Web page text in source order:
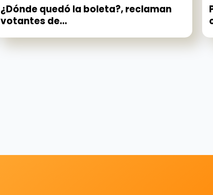
¿Dónde quedó la boleta?, reclaman
votantes de...